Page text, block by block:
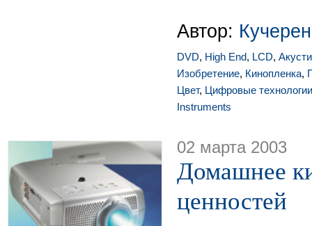
Автор:
DVD, High End, LCD,
Изобретение, Кинопленка,
Цвет, Цифровые технологии
Instruments
02 марта 2003
Домашнее
ценностей